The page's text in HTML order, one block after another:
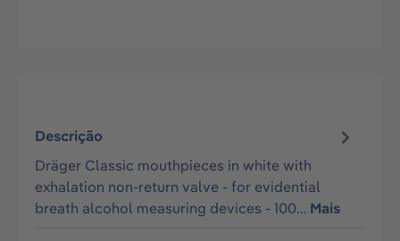
Descrição
Dräger Classic mouthpieces in white with
exhalation non-return valve - for evidential
breath alcohol measuring devices - 100… Mais